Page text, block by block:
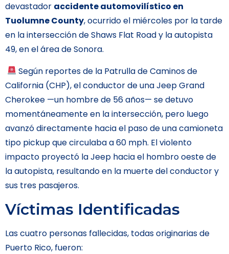
devastador accidente automovilístico en
Tuolumne County, ocurrido el miércoles por la tarde
en la intersección de Shaws Flat Road y la autopista
49, en el área de Sonora.
Según reportes de la Patrulla de Caminos de
California (CHP), el conductor de una Jeep Grand
Cherokee —un hombre de 56 años— se detuvo
momentáneamente en la intersección, pero luego
avanzó directamente hacia el paso de una camioneta
tipo pickup que circulaba a 60 mph. El violento
impacto proyectó la Jeep hacia el hombro oeste de
la autopista, resultando en la muerte del conductor y
sus tres pasajeros.
Víctimas Identificadas
Las cuatro personas fallecidas, todas originarias de
Puerto Rico, fueron: